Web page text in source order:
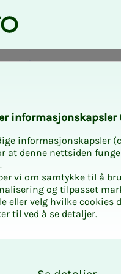
nedbemanning
in­­­for­­­ma­­­sjons­­­kaps­­­­­ler
informasjonskapsler
at denne nettsiden
vi om samtykke til å
og tilpasset
eller velg hvilke cookies
til ved å se detaljer.